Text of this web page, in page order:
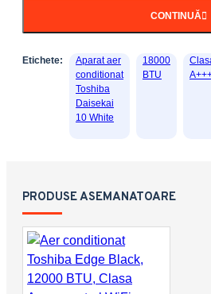
CONTINUĂ
Etichete:
Aparat aer
conditionat
Toshiba
Daisekai
10 White
18000
BTU
PRODUSE ASEMANATOARE